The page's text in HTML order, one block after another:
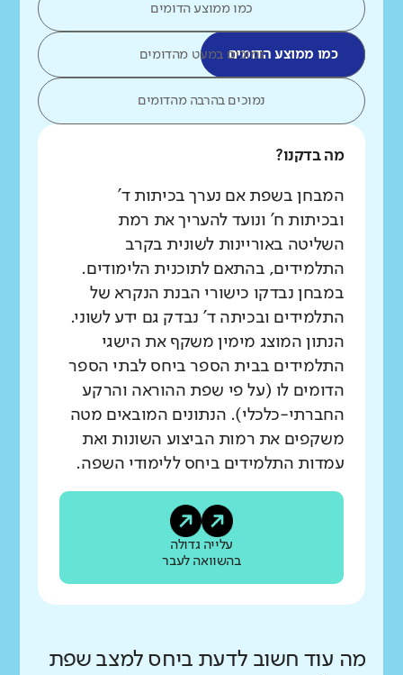
כמו ממוצע הדומים
כמו ממוצע הדומיםנמוכים במעט מהדומים
נמוכים בהרבה מהדומים
מה בדקנו?
המבחן בשפת אם נערך בכיתות ד'
ובכיתות ח' ונועד להעריך את רמת
השליטה באוריינות לשונית בקרב
התלמידים, בהתאם לתוכנית הלימודים.
במבחן נבדקו כישורי הבנת הנקרא של
התלמידים ובכיתה ד' נבדק גם ידע לשוני.
הנתון המוצג מימין משקף את הישגי
התלמידים בבית הספר ביחס לבתי הספר
הדומים לו (על פי שפת ההוראה והרקע
החברתי-כלכלי). הנתונים המובאים מטה
משקפים את רמות הביצוע השונות ואת
עמדות התלמידים ביחס ללימודי השפה.
עלייה גדולה
בהשוואה לעבר
מה עוד חשוב לדעת ביחס למצב שפת